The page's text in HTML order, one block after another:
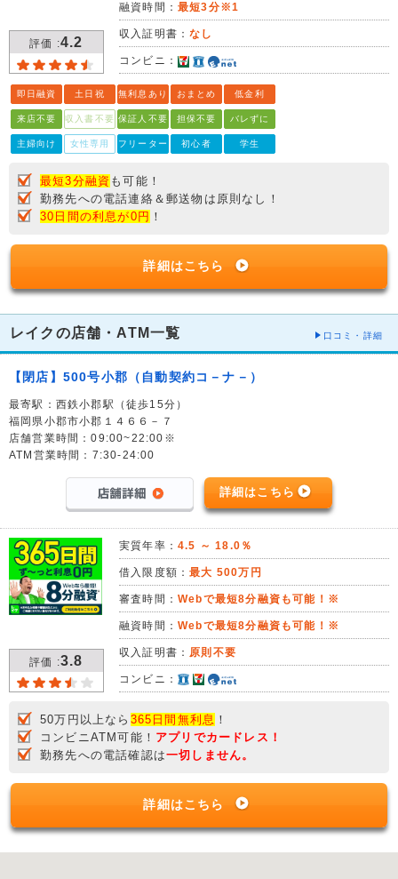
評価 :4.2
融資時間： 最短3分※1
収入証明書：なし
コンビニ：
即日融資 土日祝 無利息あり おまとめ 低金利
来店不要 収入書不要 保証人不要 担保不要 バレずに
主婦向け 女性専用 フリーター 初心者 学生
最短3分融資 も可能！
勤務先への電話連絡＆郵送物は原則なし！
30日間の利息が0円 ！
詳細はこちら
レイクの店舗・ATM一覧 口コミ・詳細
【閉店】500号小郡（自動契約コ－ナ－）
最寄駅：西鉄小郡駅（徒歩15分）
福岡県小郡市小郡１４６６－７
店舗営業時間：09:00~22:00※
ATM営業時間：7:30-24:00
詳細はこちら
評価 :3.8
実質年率： 4.5 ～ 18.0％
借入限度額：最大 500万円
審査時間： Webで最短8分融資も可能！※
融資時間： Webで最短8分融資も可能！※
収入証明書： 原則不要
コンビニ：
50万円以上なら 365日間無利息 ！
コンビニATM可能！ アプリでカードレス！
勤務先への電話確認は一切しません。
詳細はこちら